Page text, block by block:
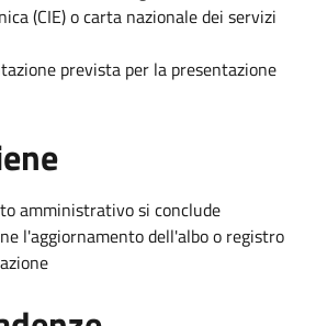
(CIE) o carta nazionale dei servizi
prevista per la presentazione
amministrativo si conclude
l'aggiornamento dell'albo o registro